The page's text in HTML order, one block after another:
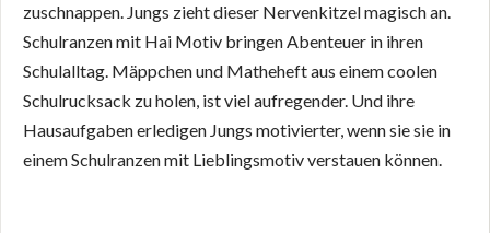
zuschnappen. Jungs zieht dieser Nervenkitzel magisch an.
Schulranzen mit Hai Motiv bringen Abenteuer in ihren
Schulalltag. Mäppchen und Matheheft aus einem coolen
Schulrucksack zu holen, ist viel aufregender. Und ihre
Hausaufgaben erledigen Jungs motivierter, wenn sie sie in
einem Schulranzen mit Lieblingsmotiv verstauen können.